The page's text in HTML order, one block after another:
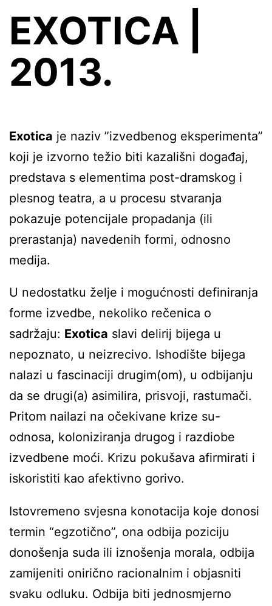
EXOTICA |
2013.
Exotica je naziv ”izvedbenog eksperimenta”
koji je izvorno težio biti kazališni događaj,
predstava s elementima post-dramskog i
plesnog teatra, a u procesu stvaranja
pokazuje potencijale propadanja (ili
prerastanja) navedenih formi, odnosno
medija.
U nedostatku želje i mogućnosti definiranja
forme izvedbe, nekoliko rečenica o
sadržaju: Exotica slavi delirij bijega u
nepoznato, u neizrecivo. Ishodište bijega
nalazi u fascinaciji drugim(om), u odbijanju
da se drugi(a) asimilira, prisvoji, rastumači.
Pritom nailazi na očekivane krize su-
odnosa, koloniziranja drugog i razdiobe
izvedbene moći. Krizu pokušava afirmirati i
iskoristiti kao afektivno gorivo.
Istovremeno svjesna konotacija koje donosi
termin “egzotično”, ona odbija poziciju
donošenja suda ili iznošenja morala, odbija
zamijeniti onirično racionalnim i objasniti
svaku odluku. Odbija biti jednosmjerno